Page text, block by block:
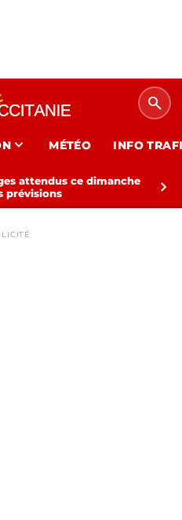
search
expand_more MÉTÉO INFO
attendus ce dimanche
prévisions
chevron_right